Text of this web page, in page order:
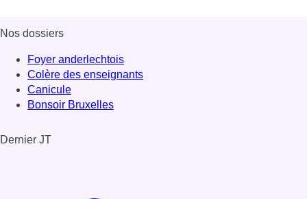
Nos dossiers
Foyer anderlechtois
Colère des enseignants
Canicule
Bonsoir Bruxelles
Dernier JT